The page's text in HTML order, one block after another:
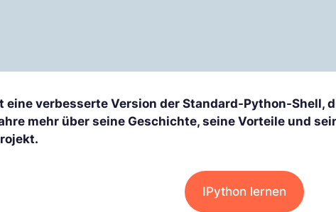
eine verbesserte Version der Standard-Python-Shell,
mehr über seine Geschichte, seine Vorteile und
IPython lernen